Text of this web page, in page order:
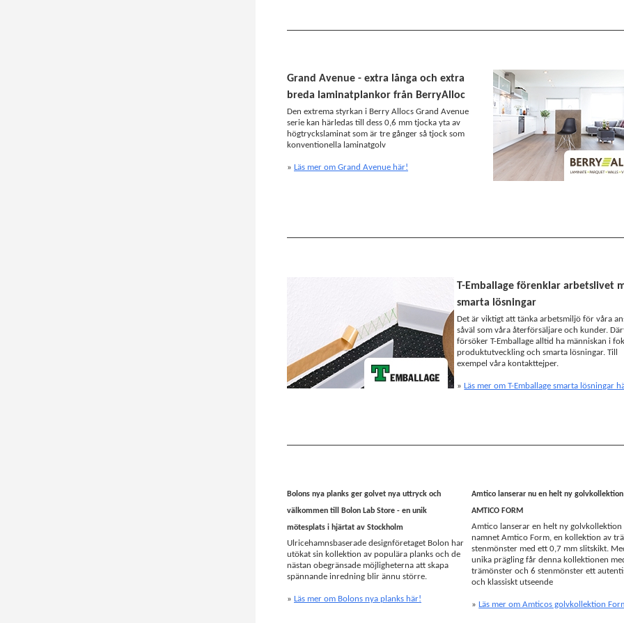
Grand Avenue - extra långa och extra
breda laminatplankor från BerryAlloc
Den extrema styrkan i Berry Allocs Grand Avenue
serie kan härledas till dess 0,6 mm tjocka yta av
högtryckslaminat som är tre gånger så tjock som
konventionella laminatgolv
» Läs mer om Grand Avenue här!
T-Emballage förenklar arbetslivet
smarta lösningar
Det är viktigt att tänka arbetsmiljö för våra
såväl som våra återförsäljare och kunder.
försöker T-Emballage alltid ha människan i
produktutveckling och smarta lösningar. Till
exempel våra kontakttejper.
»Läs mer om T-Emballage smarta lösningar
Bolons nya planks ger golvet nya uttryck och
välkommen till Bolon Lab Store - en unik
mötesplats i hjärtat av Stockholm
Ulricehamnsbaserade designföretaget Bolon har
utökat sin kollektion av populära planks och de
nästan obegränsade möjligheterna att skapa
spännande inredning blir ännu större.
» Läs mer om Bolons nya planks här!
Amtico lanserar nu en helt ny
AMTICO FORM
Amtico lanserar en helt ny
namnet Amtico Form, en kollektion av
stenmönster med ett 0,7 mm slitskikt.
unika prägling får denna kollektionen
trämönster och 6 stenmönster ett
och klassiskt utseende
»Läs mer om Amticos golvkollektion